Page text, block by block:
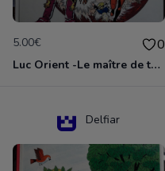
5.00€ 0
Luc Orient -Le maître de terango
Delfiar